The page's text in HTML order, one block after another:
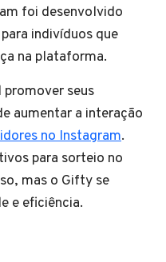
foi desenvolvido
indivíduos que
na plataforma.
seus
aumentar a interação
no Instagram.
para sorteio no
mas o Gifty se
e eficiência.